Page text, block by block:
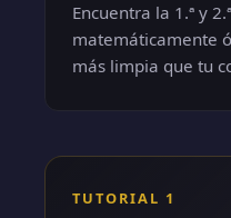
Encuentra la 1.ª y
matemáticamente
más limpia que tu
TUTORIAL 1